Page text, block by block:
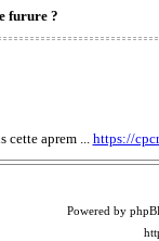
furure ?
aprem ... https://
Powered by